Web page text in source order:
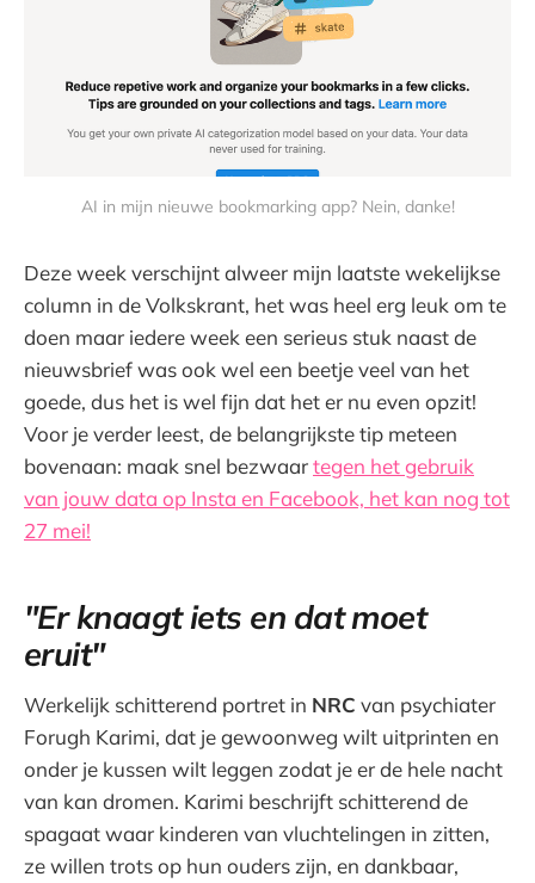
AI in mijn nieuwe bookmarking app? Nein, danke!
Deze week verschijnt alweer mijn laatste wekelijkse
column in de Volkskrant, het was heel erg leuk om te
doen maar iedere week een serieus stuk naast de
nieuwsbrief was ook wel een beetje veel van het
goede, dus het is wel fijn dat het er nu even opzit!
Voor je verder leest, de belangrijkste tip meteen
bovenaan: maak snel bezwaartegen het gebruik
van jouw data op Insta en Facebook, het kan nog tot
27 mei!
"Er knaagt iets en dat moet
eruit"
Werkelijk schitterend portret in NRC van psychiater
Forugh Karimi, dat je gewoonweg wilt uitprinten en
onder je kussen wilt leggen zodat je er de hele nacht
van kan dromen. Karimi beschrijft schitterend de
spagaat waar kinderen van vluchtelingen in zitten,
ze willen trots op hun ouders zijn, en dankbaar,